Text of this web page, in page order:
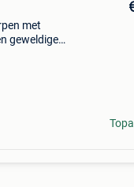
met
geweldige